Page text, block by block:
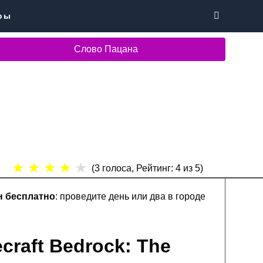
Слово Пацана
★ ★ ★ ★ ★ (3голоса, Рейтинг: 4из 5)
бесплатно: проведите день или два в городе
Bedrock:The